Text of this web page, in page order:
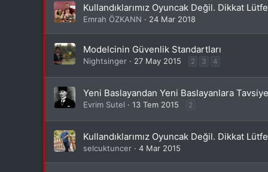
Kullandıklarımız Oyuncak Değil. Dikkat
Emrah ÖZKANN 24 Mar 2018
Modelcinin Güvenlik Standartları
Nightsinger 27 May 2015 2 3 4
Yeni Baslayandan Yeni Baslayanlara Tavsiye
Evrim Sutel 13 Tem 2015 2
Kullandıklarımız Oyuncak Değil. Dikkat
selcuktuncer 4 Mar 2015